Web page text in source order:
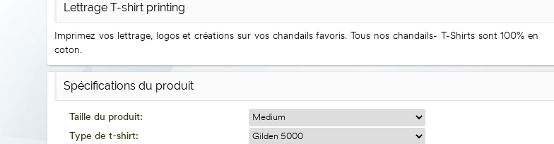
Lettrage T-shirt printing
Imprimez vos lettrage, logos et créations sur vos chandails favoris. Tous nos chandails- T-Shirts sont 100% en
coton.
Spécifications du produit
Taille du produit:
Type de t-shirt: